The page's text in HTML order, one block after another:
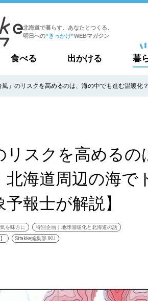
北海道で暮らす、あなたとつくる、
明日への”きっかけ”WEBマガジン
食べる 出かける 暮
風」のリスクを高めるのは、海の中でも進む温暖化
リスクを高める
北海道周辺の海で
報士が解説】
を味方に
特別企画｜地球温暖化と北海道の話
Sitakke編集部 IKU